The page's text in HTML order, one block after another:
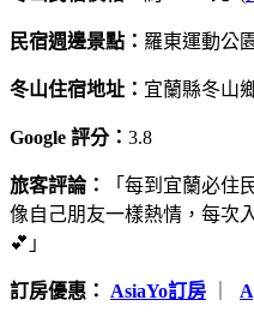
民宿週邊景點： 羅東運動公
冬山住宿地址： 宜蘭縣冬山
Google 評分： 3.8
旅客評論：
「每到宜蘭必住
像自己朋友一樣熱情，每次
💕」
訂房優惠： AsiaYo訂房